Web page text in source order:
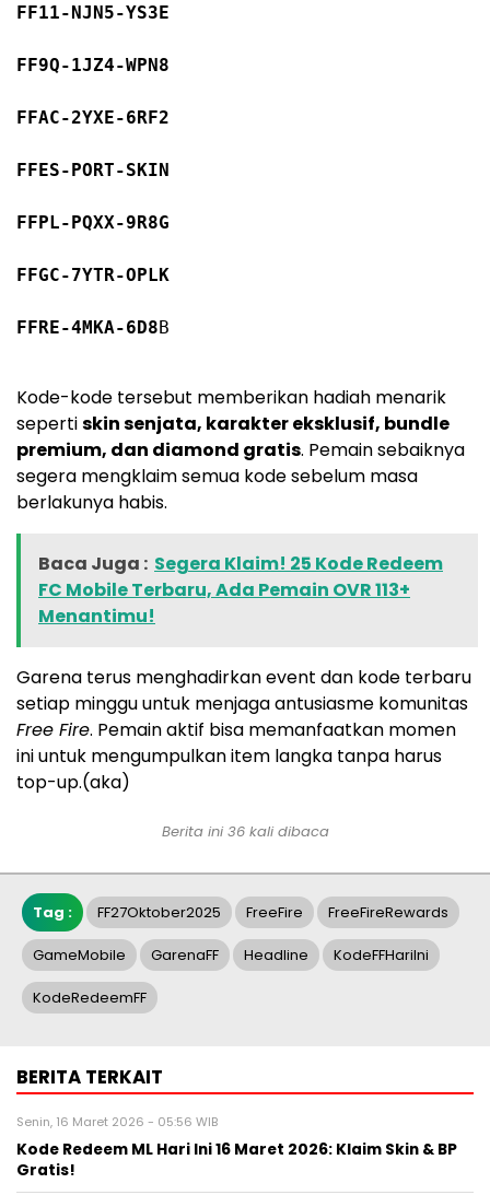
FF11-NJN5-YS3E
FF9Q-1JZ4-WPN8
FFAC-2YXE-6RF2
FFES-PORT-SKIN
FFPL-PQXX-9R8G
FFGC-7YTR-OPLK
FFRE-4MKA-6D8B
Kode-kode tersebut memberikan hadiah menarik
sepertiskin senjata, karakter eksklusif, bundle
premium, dan diamond gratis. Pemain sebaiknya
segera mengklaim semua kode sebelum masa
berlakunya habis.
Baca Juga : Segera Klaim! 25 Kode Redeem
FC Mobile Terbaru, Ada Pemain OVR 113+
Menantimu!
Garena terus menghadirkan event dan kode terbaru
setiap minggu untuk menjaga antusiasme komunitas
Free Fire. Pemain aktif bisa memanfaatkan momen
ini untuk mengumpulkan item langka tanpa harus
top-up.(aka)
Berita ini 36 kali dibaca
Tag : FF27Oktober2025 FreeFire FreeFireRewards
GameMobile GarenaFF Headline KodeFFHariIni
KodeRedeemFF
BERITA TERKAIT
Senin, 16 Maret 2026 - 05:56 WIB
Kode Redeem ML Hari Ini 16 Maret 2026: Klaim Skin & BP
Gratis!